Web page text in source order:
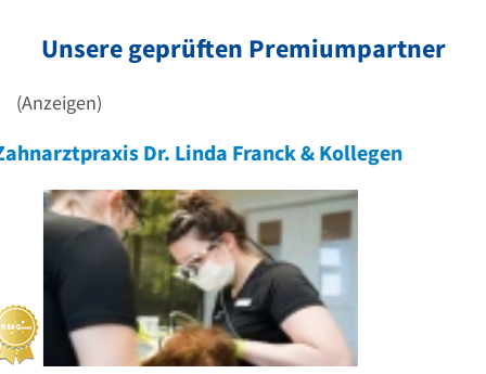
Unsere geprüften Premiumpartner
(Anzeigen)